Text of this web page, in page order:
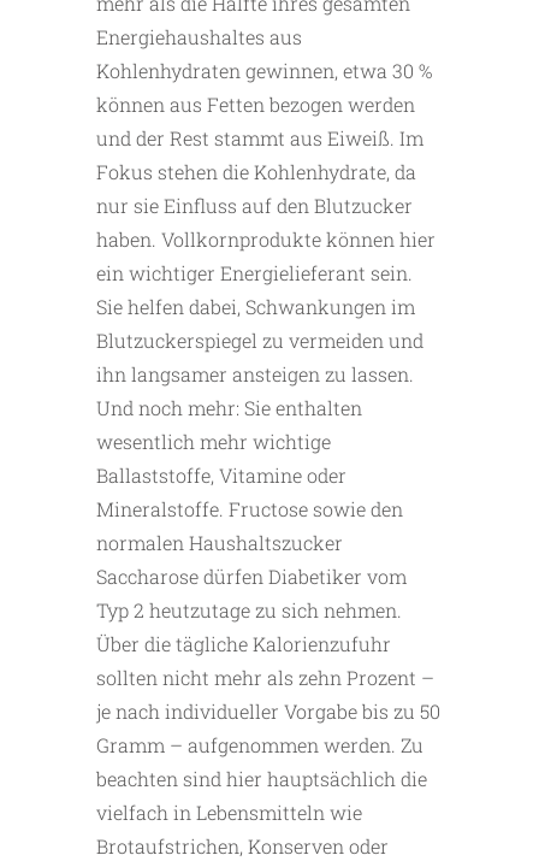
Energiehaushaltes aus
Kohlenhydraten gewinnen, etwa 30 %
können aus Fetten bezogen werden
und der Rest stammt aus Eiweiß. Im
Fokus stehen die Kohlenhydrate, da
nur sie Einfluss auf den Blutzucker
haben. Vollkornprodukte können hier
ein wichtiger Energielieferant sein.
Sie helfen dabei, Schwankungen im
Blutzuckerspiegel zu vermeiden und
ihn langsamer ansteigen zu lassen.
Und noch mehr: Sie enthalten
wesentlich mehr wichtige
Ballaststoffe, Vitamine oder
Mineralstoffe. Fructose sowie den
normalen Haushaltszucker
Saccharose dürfen Diabetiker vom
Typ 2 heutzutage zu sich nehmen.
Über die tägliche Kalorienzufuhr
sollten nicht mehr als zehn Prozent –
je nach individueller Vorgabe bis zu 50
Gramm – aufgenommen werden. Zu
beachten sind hier hauptsächlich die
vielfach in Lebensmitteln wie
Brotaufstrichen, Konserven oder